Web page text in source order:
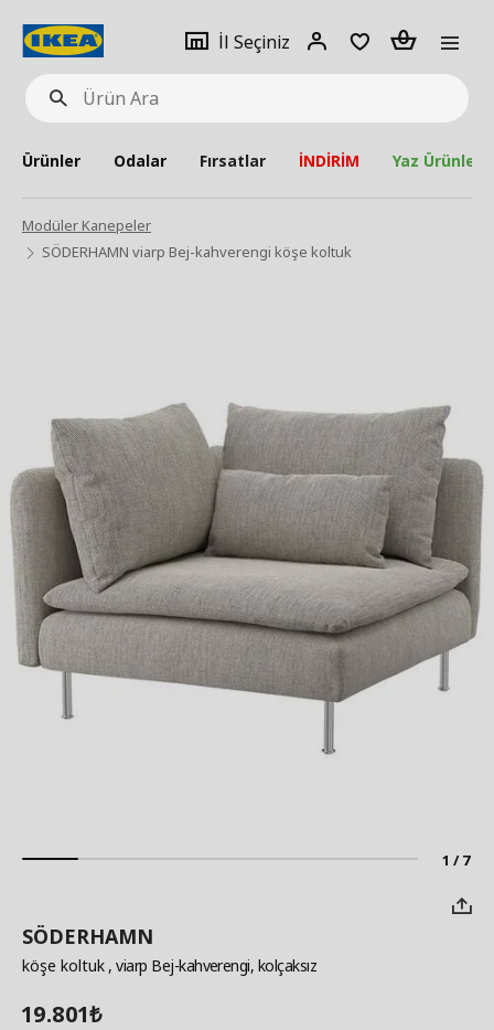
Ürün
Ara
İl Seçiniz
Giriş
Adet
Ürünler Odalar Fırsatlar İNDİRİM Yaz Ürünleri
Modüler Kanepeler
SÖDERHAMN viarp Bej-kahverengi köşe koltuk
1 / 7
SÖDERHAMN
köşe koltuk , viarp Bej-kahverengi, kolçaksız
19.801₺